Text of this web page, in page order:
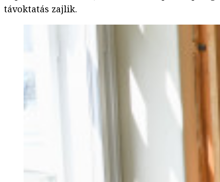
távoktatás zajlik.